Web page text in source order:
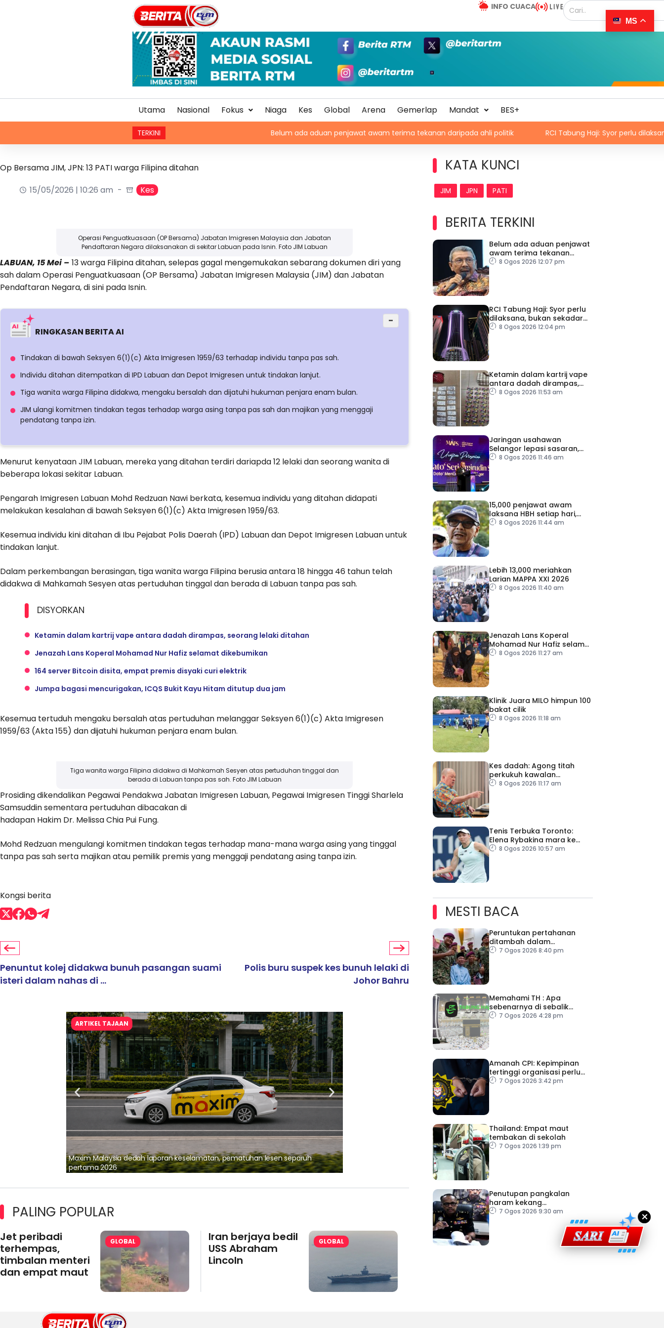
INFO CUACA
Utama Nasional Fokus Niaga Kes Global Arena Gemerlap Mandat BES+
TERKINI Belum ada aduan penjawat awam terima tekanan daripada ahli politik RCI Tabung Haji: Syor perlu dilaksana, bukan
Op Bersama JIM, JPN: 13 PATI warga Filipina ditahan
15/05/2026 | 10:26 am
Kes
Operasi Penguatkuasaan (OP Bersama) Jabatan Imigresen Malaysia dan Jabatan
Pendaftaran Negara dilaksanakan di sekitar Labuan pada Isnin. Foto JIM Labuan
LABUAN, 15 Mei – 13 warga Filipina ditahan, selepas gagal mengemukakan sebarang dokumen diri yang
sah dalam Operasi Penguatkuasaan (OP Bersama) Jabatan Imigresen Malaysia (JIM) dan Jabatan
Pendaftaran Negara, di sini pada Isnin.
RINGKASAN BERITA AI
−
Tindakan di bawah Seksyen 6(1)(c) Akta Imigresen 1959/63 terhadap individu tanpa pas sah.
Individu ditahan ditempatkan di IPD Labuan dan Depot Imigresen untuk tindakan lanjut.
Tiga wanita warga Filipina didakwa, mengaku bersalah dan dijatuhi hukuman penjara enam bulan.
JIM ulangi komitmen tindakan tegas terhadap warga asing tanpa pas sah dan majikan yang menggaji
pendatang tanpa izin.
Menurut kenyataan JIM Labuan, mereka yang ditahan terdiri dariapda 12 lelaki dan seorang wanita di
beberapa lokasi sekitar Labuan.
Pengarah Imigresen Labuan Mohd Redzuan Nawi berkata, kesemua individu yang ditahan didapati
melakukan kesalahan di bawah Seksyen 6(1)(c) Akta Imigresen 1959/63.
Kesemua individu kini ditahan di Ibu Pejabat Polis Daerah (IPD) Labuan dan Depot Imigresen Labuan untuk
tindakan lanjut.
Dalam perkembangan berasingan, tiga wanita warga Filipina berusia antara 18 hingga 46 tahun telah
didakwa di Mahkamah Sesyen atas pertuduhan tinggal dan berada di Labuan tanpa pas sah.
DISYORKAN
Ketamin dalam kartrij vape antara dadah dirampas, seorang lelaki ditahan
Jenazah Lans Koperal Mohamad Nur Hafiz selamat dikebumikan
164 server Bitcoin disita, empat premis disyaki curi elektrik
Jumpa bagasi mencurigakan, ICQS Bukit Kayu Hitam ditutup dua jam
Kesemua tertuduh mengaku bersalah atas pertuduhan melanggar Seksyen 6(1)(c) Akta Imigresen
1959/63 (Akta 155) dan dijatuhi hukuman penjara enam bulan.
Tiga wanita warga Filipina didakwa di Mahkamah Sesyen atas pertuduhan tinggal dan
berada di Labuan tanpa pas sah. Foto JIM Labuan
Prosiding dikendalikan Pegawai Pendakwa Jabatan Imigresen Labuan, Pegawai Imigresen Tinggi Sharlela
Samsuddin sementara pertuduhan dibacakan di
hadapan Hakim Dr. Melissa Chia Pui Fung.
Mohd Redzuan mengulangi komitmen tindakan tegas terhadap mana-mana warga asing yang tinggal
tanpa pas sah serta majikan atau pemilik premis yang menggaji pendatang asing tanpa izin.
Kongsi berita
Penuntut kolej didakwa bunuh pasangan suami
isteri dalam nahas di ...
Polis buru suspek kes bunuh lelaki di
Johor Bahru
ARTIKEL TAJAAN
Maxim Malaysia dedah laporan keselamatan, pematuhan lesen separuh
pertama 2026
Ajinomoto (Malaysia) Berhad Perkasa SCORE Marathon 2026 Melalui Kerjasama
aminoVITAL® Bersama Pempengaruh Larian Antarabangsa
PALING POPULAR
Jet peribadi
terhempas,
timbalan menteri
dan empat maut
GLOBAL
Iran berjaya bedil
USS Abraham
Lincoln
GLOBAL
KATA KUNCI
JIM JPN PATI
BERITA TERKINI
Belum ada aduan penjawat
awam terima tekanan
daripada ahli politik
8 Ogos 2026 12:07 pm
RCI Tabung Haji: Syor perlu
dilaksana, bukan sekadar
laporan – Pakar
8 Ogos 2026 12:04 pm
Ketamin dalam kartrij vape
antara dadah dirampas,
seorang lelaki ditahan
8 Ogos 2026 11:53 am
Jaringan usahawan
Selangor lepasi sasaran,
cecah 102,466 pengusaha
8 Ogos 2026 11:46 am
15,000 penjawat awam
laksana HBH setiap hari,
impak pelaksanaan diteliti
8 Ogos 2026 11:44 am
Lebih 13,000 meriahkan
Larian MAPPA XXI 2026
8 Ogos 2026 11:40 am
Jenazah Lans Koperal
Mohamad Nur Hafiz selamat
dikebumikan
8 Ogos 2026 11:27 am
Klinik Juara MILO himpun 100
bakat cilik
8 Ogos 2026 11:18 am
Kes dadah: Agong titah
perkukuh kawalan
lapangan terbang, pintu
8 Ogos 2026 11:17 am
Tenis Terbuka Toronto:
Elena Rybakina mara ke
pusingan keempat
8 Ogos 2026 10:57 am
MESTI BACA
Peruntukan pertahanan
ditambah dalam
Belanjawan 2027
7 Ogos 2026 8:40 pm
Memahami TH : Apa
sebenarnya di sebalik
angka
7 Ogos 2026 4:28 pm
Amanah CPI: Kepimpinan
tertinggi organisasi perlu
pacu reformasi radikal
7 Ogos 2026 3:42 pm
Thailand: Empat maut
tembakan di sekolah
7 Ogos 2026 1:39 pm
Penutupan pangkalan
haram kekang
penyeludupan di Kelantan
7 Ogos 2026 9:30 am ×
MS